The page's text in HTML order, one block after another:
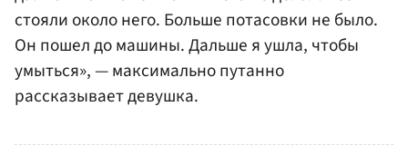
стояли около него. Больше потасовки не было.
Он пошел до машины. Дальше я ушла, чтобы
умыться», — максимально путанно
рассказывает девушка.